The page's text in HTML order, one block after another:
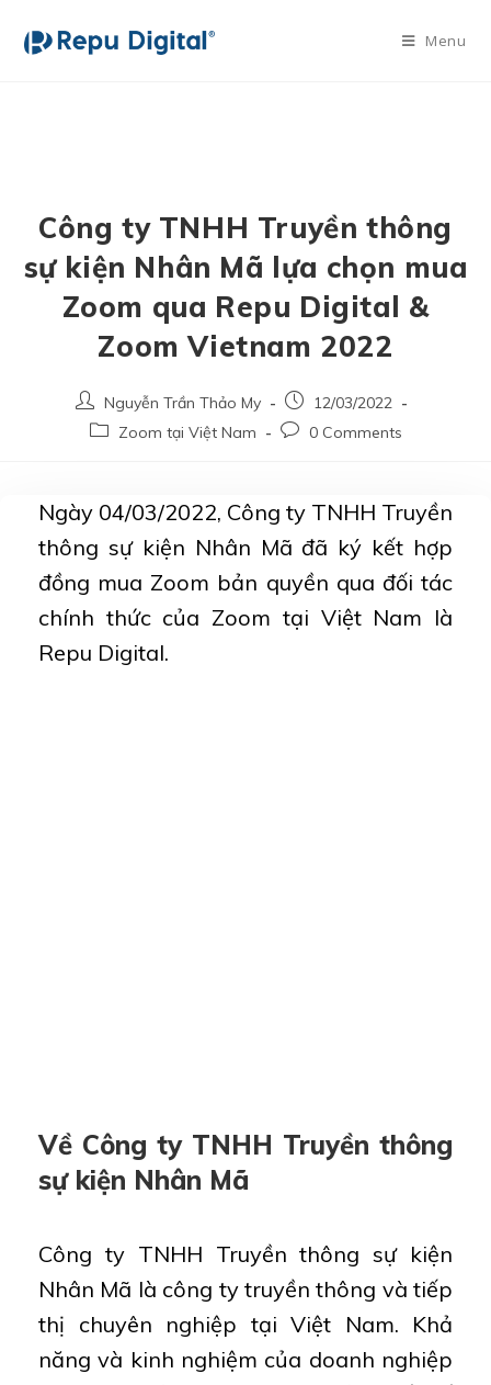
Menu
Công ty TNHH Truyền thông
sự kiện Nhân Mã lựa chọn mua
Zoom qua Repu Digital &
Zoom Vietnam 2022
Nguyễn Trần Thảo My
12/03/2022
Zoom tại Việt Nam
0 Comments
Ngày 04/03/2022, Công ty TNHH Truyền
thông sự kiện Nhân Mã đã ký kết hợp
đồng mua Zoom bản quyền qua đối tác
chính thức của Zoom tại Việt Nam là
Repu Digital.
Về Công ty TNHH Truyền thông
sự kiện Nhân Mã
Công ty TNHH Truyền thông sự kiện
Nhân Mã là công ty truyền thông và tiếp
thị chuyên nghiệp tại Việt Nam. Khả
năng và kinh nghiệm của doanh nghiệp